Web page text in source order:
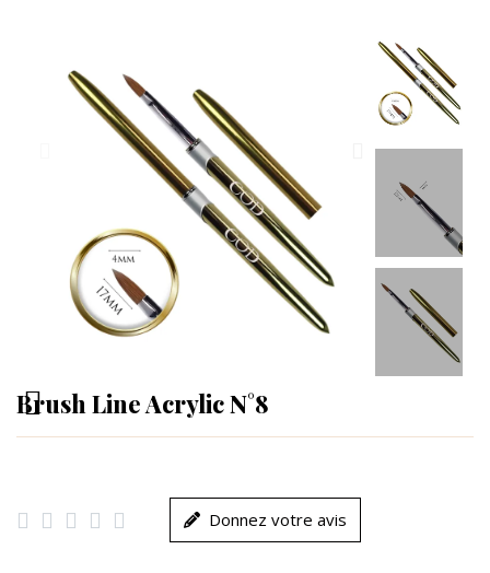
Brush Line Acrylic N°8
     Donnez votre avis